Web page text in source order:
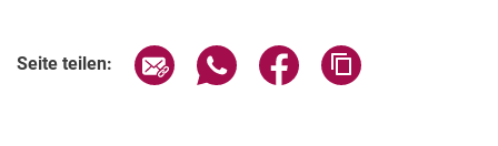
Seite teilen: Seite über E-Mail teilen
Seite über WhatsApp teilen
Seite über Facebook